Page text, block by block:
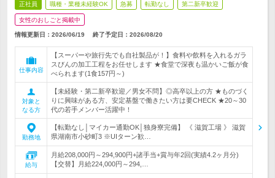
正社員 職種・業種未経験OK 急募 転勤なし 第二新卒歓迎
女性のおしごと掲載中
情報更新日：2026/06/19 終了予定日： 2026/08/20
仕事内容
【スーパーや旅行先でも自社製品が！】食料や飲料を入れるガラ
スびんの加工工程をお任せします ★食堂で深夜も温かいご飯が食
べられます(1食157円～)
対象と
なる方
【未経験・第二新卒歓迎／男女不問】◎高卒以上の方 ★ものづく
りに興味がある方、安定基盤で働きたい方は要CHECK ★20～30
代の若手メンバー活躍中！
勤務地
【転勤なし│マイカー通勤OK│独身寮完備】 《 滋賀工場 》 滋賀
県湖南市小砂町3 ※UIターン歓…
給与
月給208,000円～294,900円+諸手当+賞与年2回(実績4.2ヶ月分)
【交替】月給224,000円～294,…